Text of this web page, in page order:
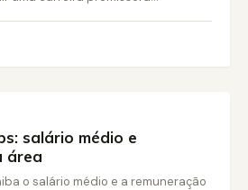
salário médio e
área
o salário médio e a remuneração